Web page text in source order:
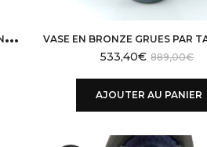
G
RANDE COUPE IMARI AU DRAGON EN PORCELAINE ÈRE MEIJI
889,00€
533,40€
AJOUTER AU PANIER